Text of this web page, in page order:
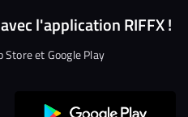
l'application RIFFX !
Store et Google Play